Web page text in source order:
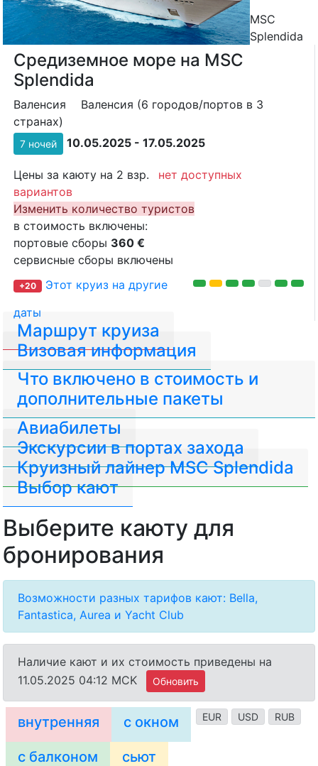
MSC
Splendida
Средиземное море на MSC
Splendida
Валенсия
Валенсия (6 городов/портов в 3
странах)
7 ночей 10.05.2025 - 17.05.2025
Цены за каюту на 2 взр.
нет доступных
вариантов
Изменить количество туристов
в стоимость включены:
портовые сборы 360 €
сервисные сборы включены
+20
Этот круиз на другие
даты
Маршрут круиза
Визовая информация
Авиабилеты
Что включено в стоимость и
дополнительные пакеты
Экскурсии в портах захода
Круизный лайнер MSC Splendida
Выбор кают
Выберите каюту для
бронирования
Возможности разных тарифов кают: Bella,
Fantastica, Aurea и Yacht Club
Наличие кают и их стоимость приведены на
11.05.2025 04:12 MCK
Обновить
EUR USD RUB
внутренняя с окном
с балконом сьют